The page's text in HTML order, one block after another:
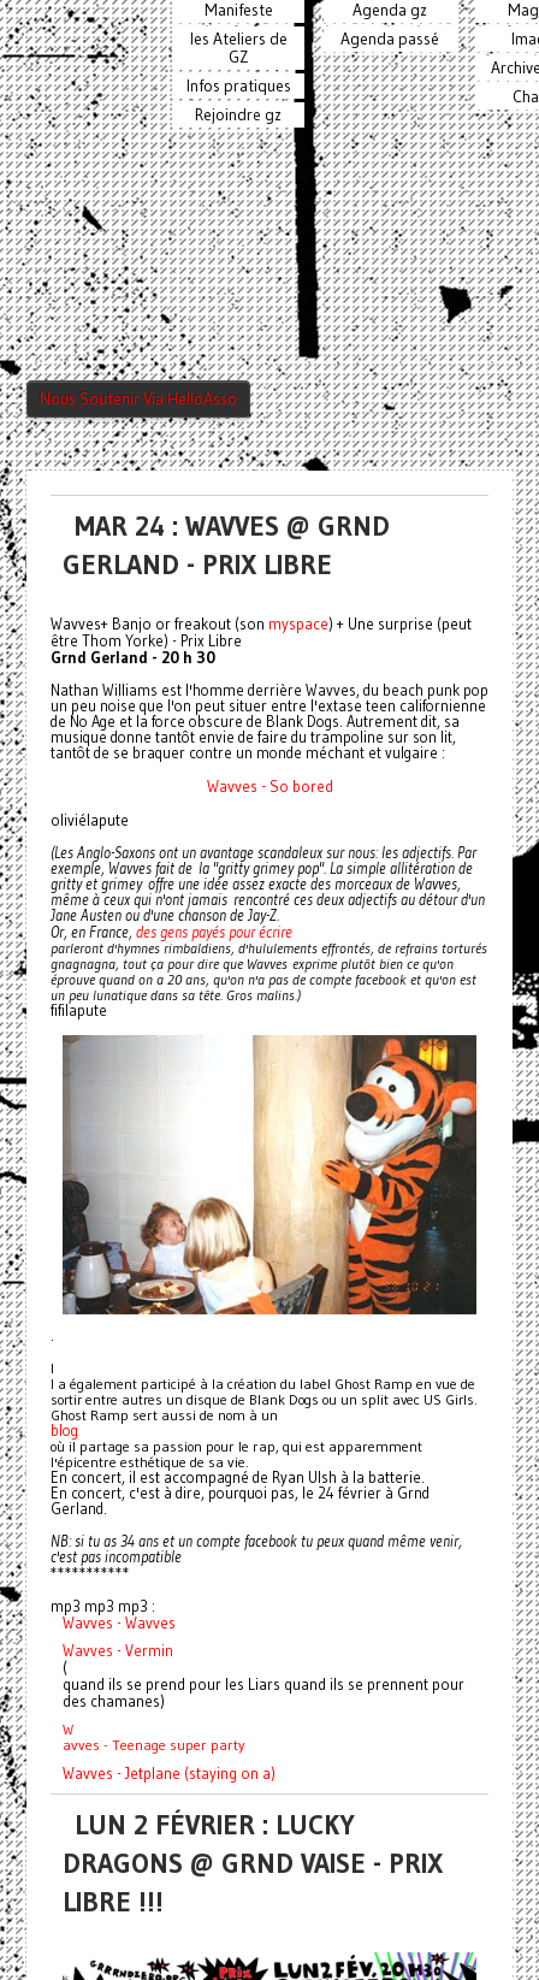
Manifeste
les Ateliers de
GZ
Infos pratiques
Rejoindre gz
Agenda gz
Agenda passé
Nous Soutenir Via HelloAsso
MAR 24 : WAVVES @ GRND
GERLAND - PRIX LIBRE
Wavves+ Banjo or freakout (son myspace) + Une surprise (peut
être Thom Yorke) - Prix Libre
Grnd Gerland - 20 h 30
Nathan Williams est l'homme derrière Wavves, du beach punk pop
un peu noise que l'on peut situer entre l'extase teen californienne
de No Age et la force obscure de Blank Dogs. Autrement dit, sa
musique donne tantôt envie de faire du trampoline sur son lit,
tantôt de se braquer contre un monde méchant et vulgaire :
Wavves - So bored
oliviélapute
(Les Anglo-Saxons ont un avantage scandaleux sur nous: les adjectifs. Par
exemple, Wavves fait de la "gritty grimey pop". La simple allitération de
gritty et grimey offre une idée assez exacte des morceaux de Wavves,
même à ceux qui n'ont jamais rencontré ces deux adjectifs au détour d'un
Jane Austen ou d'une chanson de Jay-Z.
Or, en France, des gens payés pour écrire
parleront d'hymnes rimbaldiens, d'hululements effrontés, de refrains torturés
gnagnagna, tout ça pour dire que Wavves exprime plutôt bien ce qu'on
éprouve quand on a 20 ans, qu'on n'a pas de compte facebook et qu'on est
un peu lunatique dans sa tête. Gros malins.)
fifilapute
.
I
l a également participé à la création du label Ghost Ramp en vue de
sortir entre autres un disque de Blank Dogs ou un split avec US Girls.
Ghost Ramp sert aussi de nom à un
blog
où il partage sa passion pour le rap, qui est apparemment
l'épicentre esthétique de sa vie.
En concert, il est accompagné de Ryan Ulsh à la batterie.
En concert, c'est à dire, pourquoi pas, le 24 février à Grnd
Gerland.
NB: si tu as 34 ans et un compte facebook tu peux quand même venir,
c'est pas incompatible
***********
mp3 mp3 mp3 :
Wavves - Wavves
Wavves - Vermin
(
quand ils se prend pour les Liars quand ils se prennent pour
des chamanes)
W
avves - Teenage super party
Wavves - Jetplane (staying on a)
LUN 2 FÉVRIER : LUCKY
DRAGONS @ GRND VAISE - PRIX
LIBRE !!!